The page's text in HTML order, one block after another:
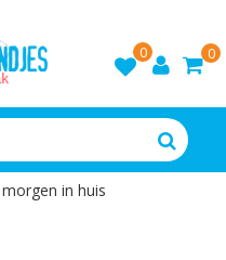
0
0
in huis